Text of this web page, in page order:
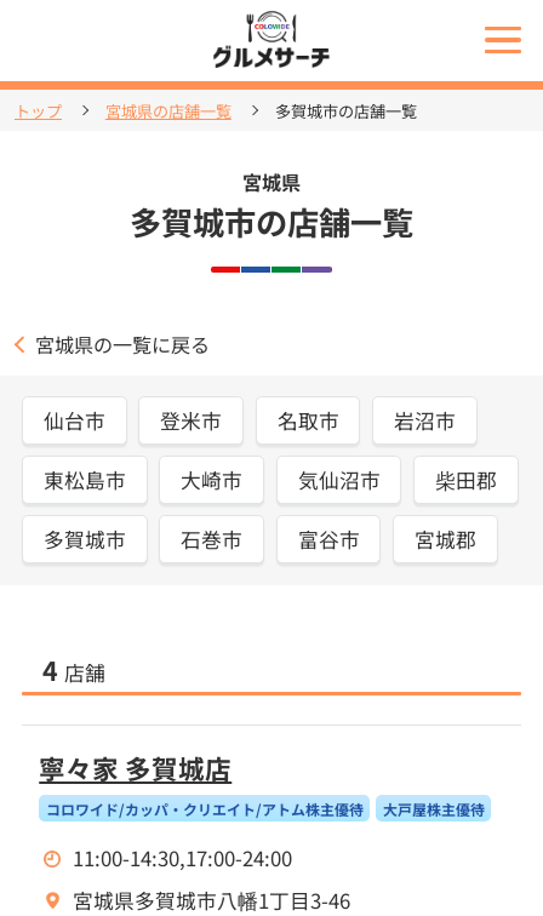
トップ 宮城県の店舗一覧 多賀城市の店舗一覧
宮城県
多賀城市の店舗一覧
宮城県の一覧に戻る
仙台市 登米市 名取市 岩沼市
東松島市 大崎市 気仙沼市 柴田郡
多賀城市 石巻市 富谷市 宮城郡
4 店舗
寧々家 多賀城店
コロワイド/カッパ・クリエイト/アトム株主優待 大戸屋株主優待
11:00-14:30,17:00-24:00
宮城県多賀城市八幡1丁目3-46